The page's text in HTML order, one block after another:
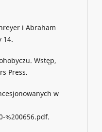
i Abraham
14.
Wstęp,
Press.
w
%200656.pdf.